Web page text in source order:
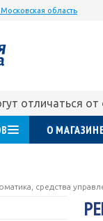
область
отличаться
О
средства